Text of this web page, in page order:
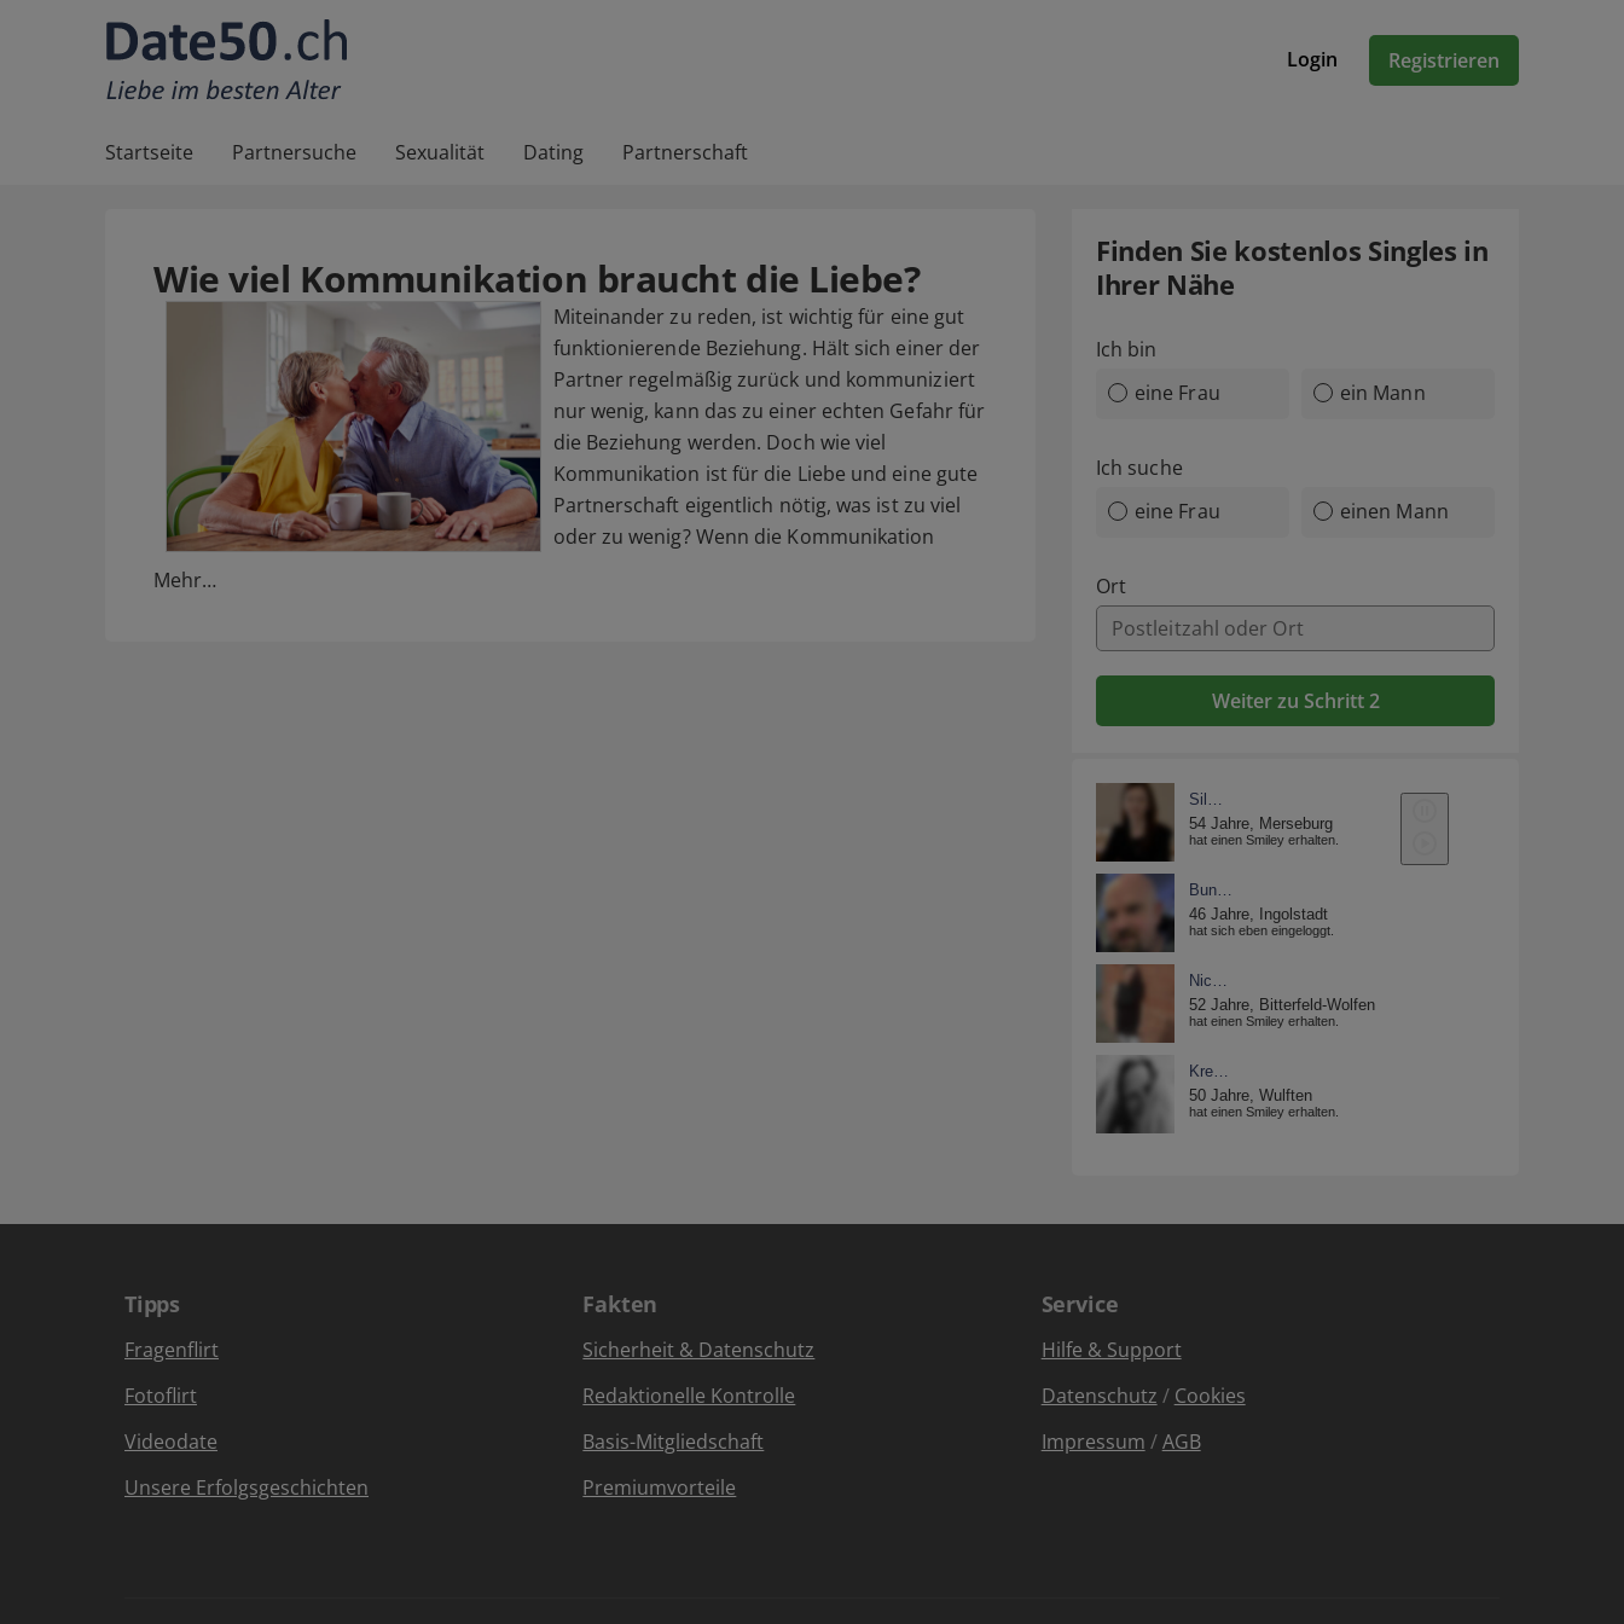
Login Registrieren
Startseite Partnersuche Sexualität Dating Partnerschaft
Wie viel Kommunikation braucht die Liebe?
Miteinander zu reden, ist wichtig für eine gut
funktionierende Beziehung. Hält sich einer der
Partner regelmäßig zurück und kommuniziert
nur wenig, kann das zu einer echten Gefahr für
die Beziehung werden. Doch wie viel
Kommunikation ist für die Liebe und eine gute
Partnerschaft eigentlich nötig, was ist zu viel
oder zu wenig? Wenn die Kommunikation
Mehr…
Tipps
Fragenflirt
Fotoflirt
Videodate
Unsere Erfolgsgeschichten
Fakten
Sicherheit & Datenschutz
Redaktionelle Kontrolle
Basis-Mitgliedschaft
Premiumvorteile
Service
Hilfe & Support
Datenschutz / Cookies
Impressum /AGB